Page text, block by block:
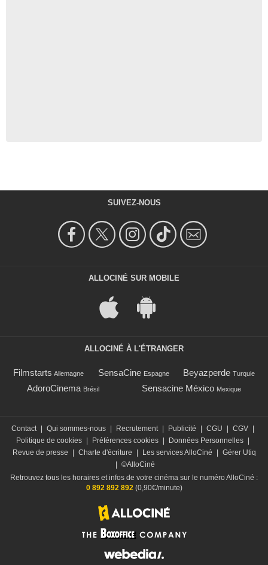
SUIVEZ-NOUS
ALLOCINÉ SUR MOBILE
ALLOCINÉ À L'ÉTRANGER
Filmstarts Allemagne SensaCine Espagne Beyazperde Turquie
AdoroCinema Brésil Sensacine México Mexique
Contact Qui sommes-nous Recrutement Publicité CGU CGV
Politique de cookies
Préférences cookies Données Personnelles
Revue de presse
Charte d'écriture Les services AlloCiné
Gérer Utiq
©AlloCiné
Retrouvez tous les horaires et infos de votre cinéma sur le numéro AlloCiné :
0 892 892 892(0,90€/minute)